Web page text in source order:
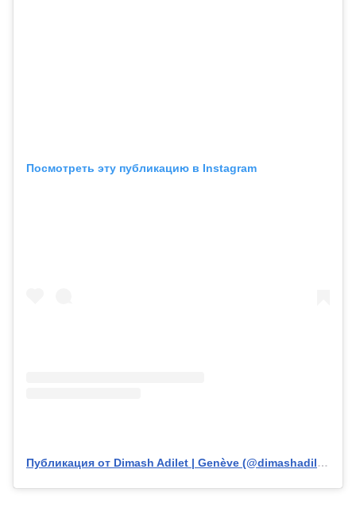
Посмотреть эту публикацию в Instagram
Публикация от Dimash Adilet | Genève (@dimashadilet)